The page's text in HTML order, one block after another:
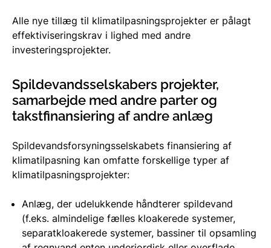
Alle nye tillæg til klimatilpasningsprojekter er pålagt
effektiviseringskrav i lighed med andre
investeringsprojekter.
Spildevandsselskabers projekter,
samarbejde med andre parter og
takstfinansiering af andre anlæg
Spildevandsforsyningsselskabets finansiering af
klimatilpasning kan omfatte forskellige typer af
klimatilpasningsprojekter:
Anlæg, der udelukkende håndterer spildevand
(f.eks. almindelige fælles kloakerede systemer,
separatkloakerede systemer, bassiner til opsamling